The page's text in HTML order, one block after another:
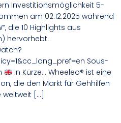
Investitionsmöglichkeit 5-
am 02.12.2025 während
die 10 Highlights aus
hervorhebt.
Sous-
In Kürze… Wheeleo® ist eine
die den Markt für Gehhilfen
[…]